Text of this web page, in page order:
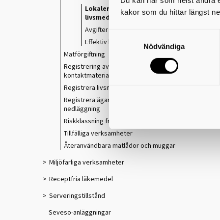
kakor som du hittar längst
Nödvändiga
Lokaler för
livsmedelshantering
Avgifter för livsmedelskontroll
Effektiv livsmedelskontroll
Matförgiftning
Registrering av
kontaktmaterialverksamheter
Registrera livsmedelsanläggning
Registrera ägarbyte, ändring eller
nedläggning
Riskklassning från 2024
Tillfälliga verksamheter
Återanvändbara matlådor och muggar
Miljöfarliga verksamheter
Receptfria läkemedel
Serveringstillstånd
Seveso-anläggningar